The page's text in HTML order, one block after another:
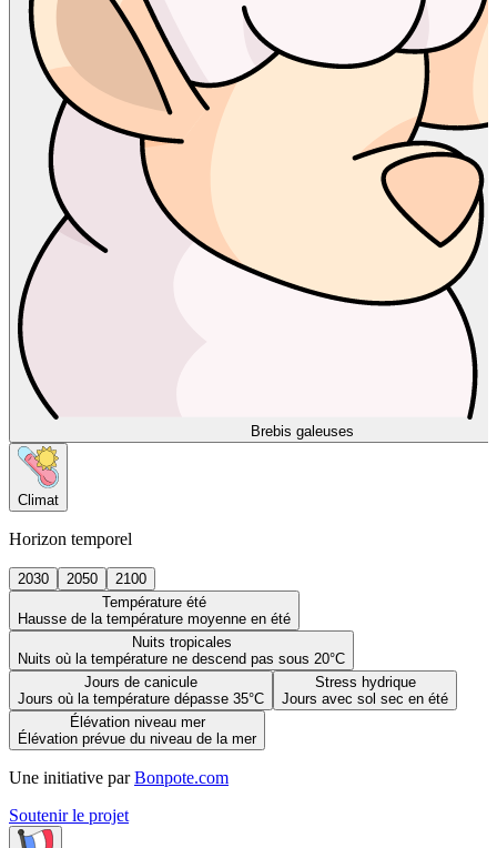
Brebis galeuses
Climat
Horizon temporel
2030 2050
2100
Température été
Hausse de la température moyenne en été
Nuits tropicales
Nuits où la température ne descend pas sous 20°C
Jours de canicule
Jours où la température dépasse 35°C
Stress hydrique
Jours avec sol sec en été
Élévation niveau mer
Élévation prévue du niveau de la mer
Une initiative par Bonpote.com
Soutenir le projet